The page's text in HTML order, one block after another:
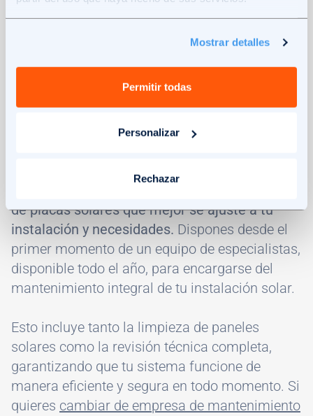
Mostrar detalles
Permitir todas
Personalizar
Rechazar
rendimiento o avería mayor.
Ambos servicios adicionales te permitirán
exprimir cada kWh posible que puedan generar
tus paneles solares, invirtiendo un poco más
para maximizar los beneficios a lo largo de
de placas solares que mejor se ajuste a tu
instalación y necesidades. Dispones desde el
primer momento de un equipo de especialistas,
disponible todo el año, para encargarse del
mantenimiento integral de tu instalación solar.
Esto incluye tanto la limpieza de paneles
solares como la revisión técnica completa,
garantizando que tu sistema funcione de
manera eficiente y segura en todo momento. Si
quieres cambiar de empresa de mantenimiento